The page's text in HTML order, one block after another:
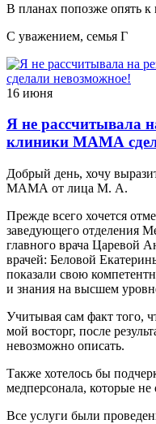
В планах попозже опять к
С уважением, семья Г
16 июня
Я не рассчитывала
клиники МАМА
Добрый день, хочу
МАМА от лица М. А.
Прежде всего хочется
заведующего отделения
главного врача Царевой
врачей: Беловой
показали свою
и знания на высшем
Учитывая сам факт того,
мой восторг, после
невозможно описать.
Также хотелось бы
медперсонала, которые не
Все услуги были